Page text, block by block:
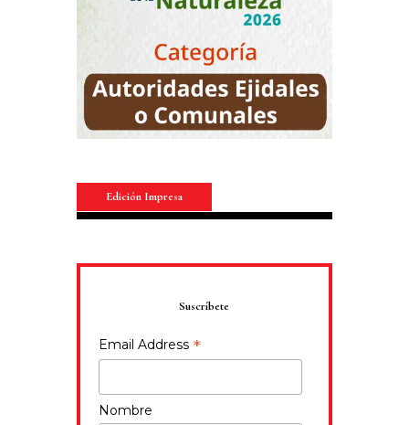
Edición Impresa
Suscríbete
Email Address *
Nombre